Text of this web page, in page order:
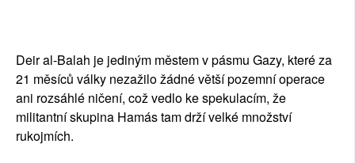
Deir al-Balah je jediným městem v pásmu Gazy, které za
21 měsíců války nezažilo žádné větší pozemní operace
ani rozsáhlé ničení, což vedlo ke spekulacím, že
militantní skupina Hamás tam drží velké množství
rukojmích.